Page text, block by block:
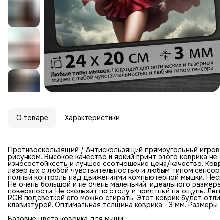
О товаре Характеристики
Противоскользящий / Антискользящий прямоугольный
рисунком. Высокое качество и яркий принт этого коврика
износостойкость и лучшее соотношение цена/качество.
лазерных с любой чувствительностью и любым типом
полный контроль над движениями компьютерной мышки.
Не очень большой и не очень маленький, идеального
поверхности. Не скользит по столу и приятный на ощупь.
RGB подсветкой его можно стирать. Этот коврик будет
клавиатурой. Оптимальная толщина коврика - 3 мм.